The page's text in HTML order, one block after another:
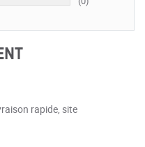
rapide, site